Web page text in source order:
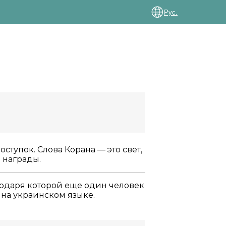
Рус.
Слова Корана — это свет,
награды.
которой еще один человек
украинском языке.